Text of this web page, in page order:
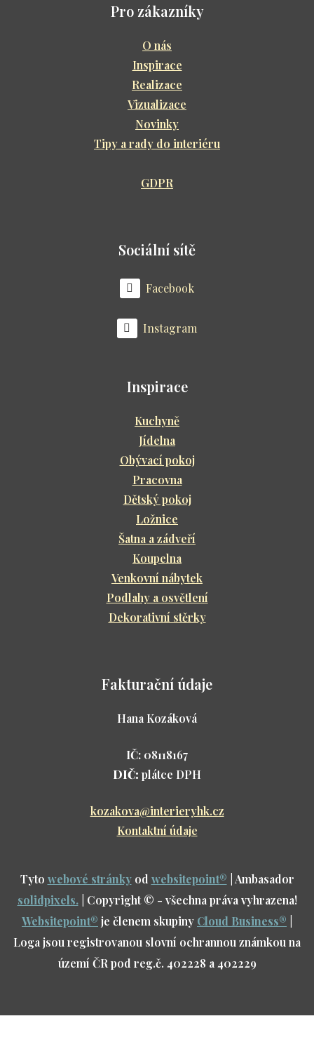
Pro zákazníky
O nás
Inspirace
Realizace
Vizualizace
Novinky
Tipy a rady do interiéru
GDPR
Sociální sítě
Facebook
Instagram
Inspirace
Kuchyně
Jídelna
Obývací pokoj
Pracovna
Dětský pokoj
Ložnice
Šatna a zádveří
Koupelna
Venkovní nábytek
Podlahy a osvětlení
Dekorativní stěrky
Fakturační údaje
Hana Kozáková
IČ: 08118167
DIČ: plátce DPH
kozakova@interieryhk.cz
Kontaktní údaje
Tyto webové stránkyod websitepoint® | Ambasador
solidpixels.| Copyright © - všechna práva vyhrazena!
Websitepoint® je členem skupiny Cloud Business®
Loga jsou registrovanou slovní ochrannou známkou na
území ČR pod reg.č. 402228 a 402229